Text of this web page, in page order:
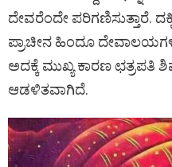
k
p
ದೇವರೆಂದೇ ಪರಿಗಣಿಸುತ್ತಾರೆ.
ಪ್ರಾಚೀನ ಹಿಂದೂ
ಅದಕ್ಕೆ ಮುಖ್ಯ ಕಾರಣ
ಆಡಳಿತವಾಗಿದೆ.